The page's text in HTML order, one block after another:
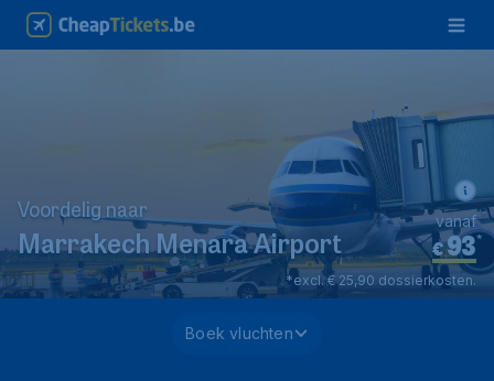
Voordelig naar
Marrakech Menara Airport €93*
vanaf
*excl. € 25,90 dossierkosten.
Boek vluchten